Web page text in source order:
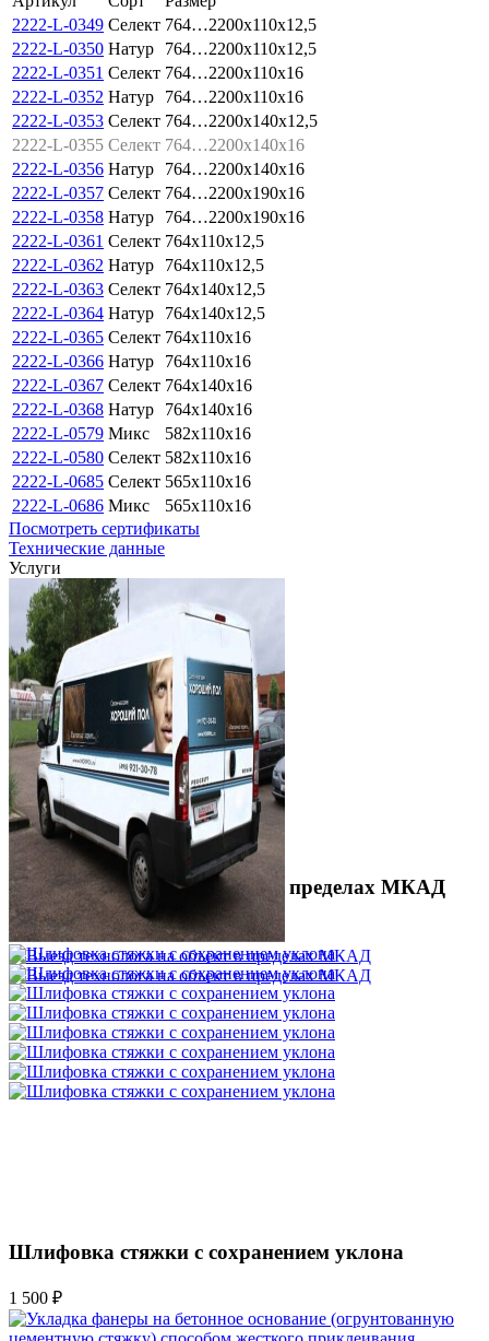
2222-L-0349 Селект 764…2200x110x12,5
2222-L-0350 Натур
764…2200x110x12,5
2222-L-0351 Селект 764…2200x110x16
2222-L-0352 Натур
764…2200x110x16
2222-L-0353 Селект 764…2200x140x12,5
2222-L-0355 Селект 764…2200x140x16
2222-L-0356 Натур
764…2200x140x16
2222-L-0357 Селект 764…2200x190x16
2222-L-0358 Натур
764…2200x190x16
2222-L-0361 Селект 764x110x12,5
2222-L-0362 Натур
764x110x12,5
2222-L-0363 Селект 764x140x12,5
2222-L-0364 Натур
764x140x12,5
2222-L-0365 Селект 764x110x16
2222-L-0366 Натур
764x110x16
2222-L-0367 Селект 764x140x16
2222-L-0368 Натур
764x140x16
2222-L-0579 Микс
582x110x16
2222-L-0580 Селект 582x110x16
2222-L-0685 Селект 565x110x16
2222-L-0686 Микс
565x110x16
Посмотреть сертификаты
Технические данные
Услуги
Выезд технолога на объект в пределах МКАД
3 500 ₽
Шлифовка стяжки с сохранением уклона
1 500 ₽